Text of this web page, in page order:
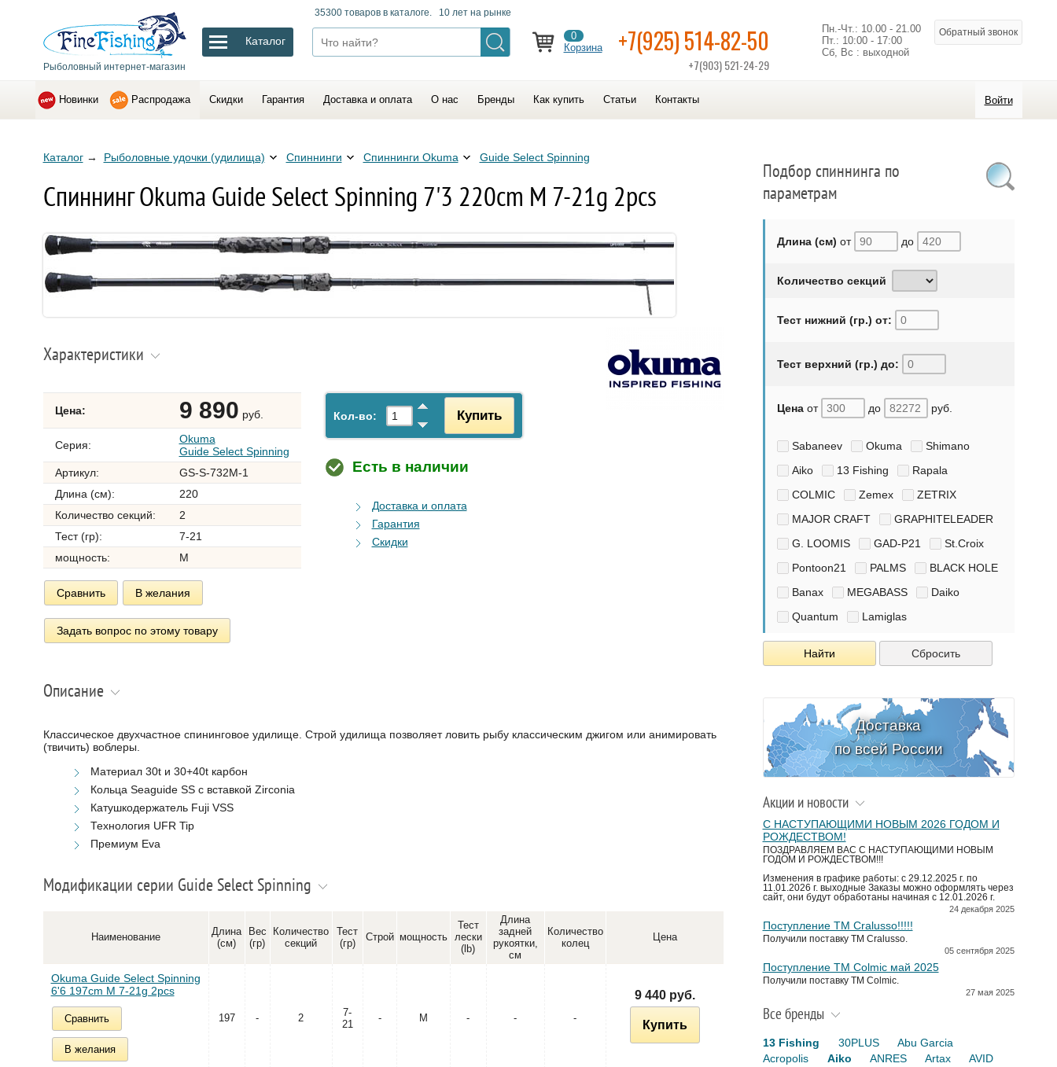
Рыболовный интернет-магазин
Каталог
35300 товаров в каталоге. 10 лет на рынке
0
Корзина
+7(925) 514-82-50
+7(903) 521-24-29
Пн.-Чт.: 10.00 - 21.00
Пт.: 10:00 - 17:00
Сб, Вс : выходной
Обратный звонок
Новинки Распродажа Скидки Гарантия Доставка и оплата О нас Бренды Как купить Статьи Контакты Войти
Каталог→ Рыболовные удочки (удилища) Спиннинги Спиннинги Okuma Guide Select Spinning
Спиннинг Okuma Guide Select Spinning 7'3 220cm M 7-21g 2pcs
Характеристики
Цена: 9 890 руб.
Серия:
Okuma
Guide Select Spinning
Артикул:
GS-S-732M-1
Длина (см):
220
Количество секций:
2
Тест (гр):
7-21
мощность:
M
Сравнить В желания
Задать вопрос по этому товару
Кол-во: Купить
Есть в наличии
Доставка и оплата
Гарантия
Скидки
Описание
Классическое двухчастное спининговое удилище. Строй удилища позволяет ловить рыбу классическим джигом или анимировать
(твичить) воблеры.
Материал 30t и 30+40t карбон
Кольца Seaguide SS с вставкой Zirconia
Катушкодержатель Fuji VSS
Технология UFR Tip
Премиум Eva
Модификации серии Guide Select Spinning
Наименование
Длина
(см)
Вес
(гр)
Количество
секций
Тест
(гр)
Строй мощность
Тест
лески
(lb)
Длина
задней
рукоятки,
см
Количество
колец
Цена
Okuma Guide Select Spinning
6'6 197cm M 7-21g 2pcs
Сравнить
В желания
197 - 2
7-
21
- M - - -
9 440 руб.
Купить
Подбор спиннинга по
параметрам
Длина (см) от до
Количество секций
Тест нижний (гр.) от:
Тест верхний (гр.) до:
Ценаот до руб.
Sabaneev Okuma
Shimano
Aiko
13 Fishing
Rapala
COLMIC
Zemex
ZETRIX
MAJOR CRAFT
GRAPHITELEADER
G. LOOMIS
GAD-P21
St.Croix
Pontoon21
PALMS
BLACK HOLE
Banax
MEGABASS
Daiko
Quantum
Lamiglas
Найти Сбросить
Доставка
по всей России
Акции и новости
С НАСТУПАЮЩИМИ НОВЫМ 2026 ГОДОМ И
РОЖДЕСТВОМ!
ПОЗДРАВЛЯЕМ ВАС С НАСТУПАЮЩИМИ НОВЫМ
ГОДОМ И РОЖДЕСТВОМ!!!
Изменения в графике работы: с 29.12.2025 г. по
11.01.2026 г. выходные Заказы можно оформлять через
сайт, они будут обработаны начиная с 12.01.2026 г.
24 декабря 2025
Поступление TM Cralusso!!!!!
Получили поставку ТМ Cralusso.
05 сентября 2025
Поступление TM Colmic май 2025
Получили поставку ТМ Colmic.
27 мая 2025
Все бренды
13 Fishing 30PLUS
Abu Garcia
Acropolis
Aiko ANRES Artax
AVID